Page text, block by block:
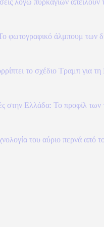
λόγω πυρκαγιών απειλούν
φωτογραφικό άλμπουμ των
το σχέδιο Τραμπ για
στην Ελλάδα: Το προφίλ των
του αύριο περνά από